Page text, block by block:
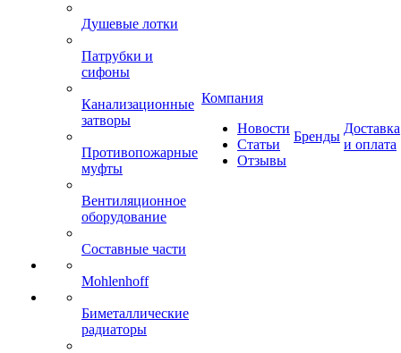
Душевые лотки
Патрубки и
сифоны
Канализационные
затворы
Противопожарные
муфты
Вентиляционное
оборудование
Составные части
Mohlenhoff
Биметаллические
радиаторы
Компания
Новости
Статьи
Отзывы
Бренды
Доставка
и оплата